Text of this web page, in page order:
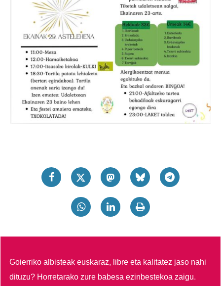
Goierriko albisteak euskaraz, libre eta kalitatez jaso nahi
dituzu? Horretarako zure babesa ezinbestekoa zaigu.